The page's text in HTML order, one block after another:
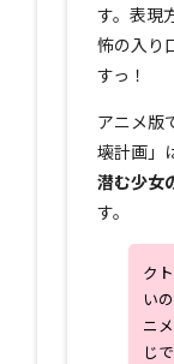
す。表現
怖の入り
すっ！
アニメ版
壊計画」
潜む少女
す。
ク
い
ニ
じ